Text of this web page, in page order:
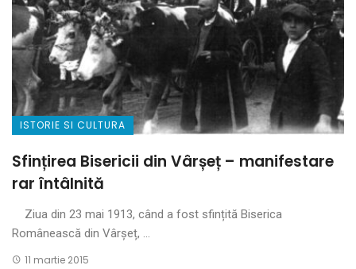
ISTORIE SI CULTURA
Sfințirea Bisericii din Vârșeț – manifestare
rar întâlnită
Ziua din 23 mai 1913, când a fost sfințită Biserica
Românească din Vârșeț, ...
11 martie 2015